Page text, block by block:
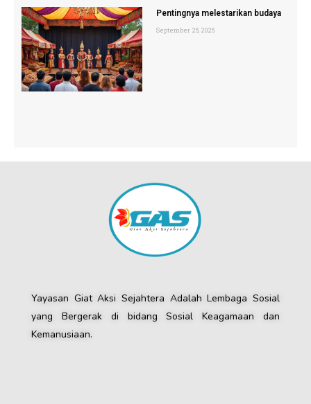
Pentingnya melestarikan budaya
September 25, 2025
Yayasan Giat Aksi Sejahtera Adalah Lembaga Sosial
yang Bergerak di bidang Sosial Keagamaan dan
Kemanusiaan.